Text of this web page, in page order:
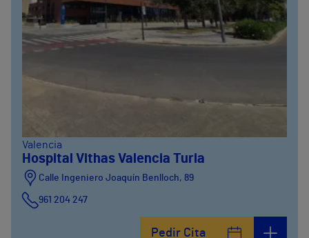
Valencia
Hospital Vithas Valencia Turia
Calle Ingeniero Joaquín Benlloch, 89
961 204 247
Pedir Cita